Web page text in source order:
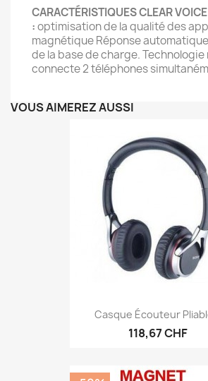
CARACTÉRISTIQUES CLEAR
:optimisation de la qualité des
magnétique Réponse
de la base de charge.
connecte 2 téléphones
VOUS AIMEREZ AUSSI
Casque Écouteur
118,67 CHF